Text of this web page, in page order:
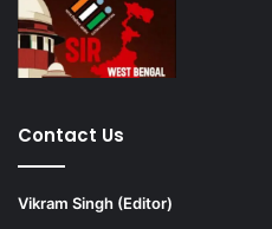
Contact Us
Vikram Singh (Editor)